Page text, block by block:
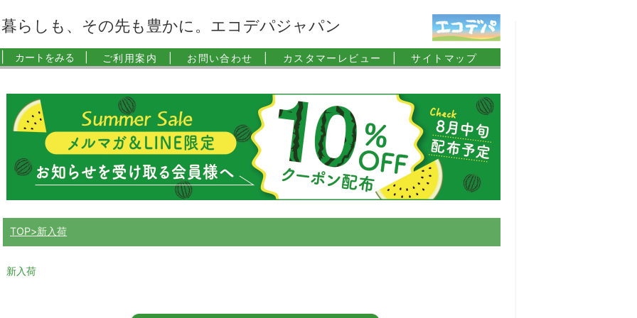
暮らしも、その先も豊かに。エコデパジャパン
カートをみる | ご利用案内 | お問い合わせ | カスタマーレビュー | サイトマップ
TOP 新入荷
新入荷